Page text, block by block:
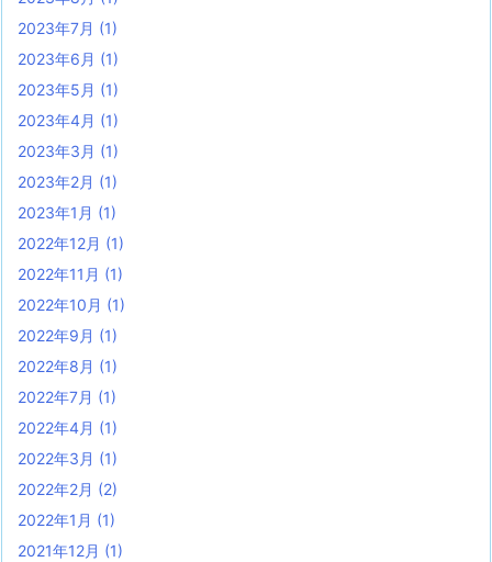
2023年7月 (1)
2023年6月 (1)
2023年5月 (1)
2023年4月 (1)
2023年3月 (1)
2023年2月 (1)
2023年1月 (1)
2022年12月 (1)
2022年11月 (1)
2022年10月 (1)
2022年9月 (1)
2022年8月 (1)
2022年7月 (1)
2022年4月 (1)
2022年3月 (1)
2022年2月 (2)
2022年1月 (1)
2021年12月 (1)